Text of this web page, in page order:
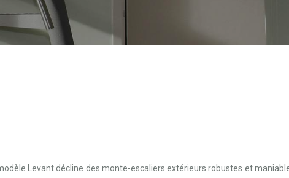
Levant décline des monte-escaliers extérieurs robustes et